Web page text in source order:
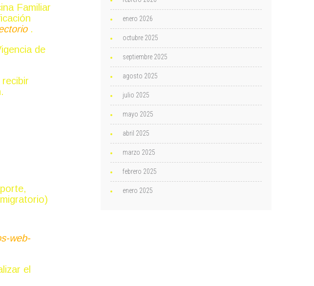
Familiar
.
de
web-
el
enero 2026
octubre 2025
septiembre 2025
agosto 2025
julio 2025
mayo 2025
abril 2025
marzo 2025
febrero 2025
enero 2025